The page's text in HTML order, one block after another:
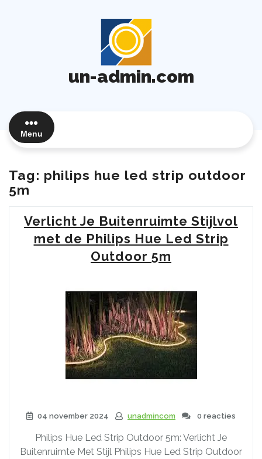
un-admin.com
Menu
Tag: philips hue led strip outdoor
5m
Verlicht Je Buitenruimte Stijlvol
met de Philips Hue Led Strip
Outdoor 5m
04 november 2024 unadmincom 0 reacties
Philips Hue Led Strip Outdoor 5m: Verlicht Je
Buitenruimte Met Stijl Philips Hue Led Strip Outdoor